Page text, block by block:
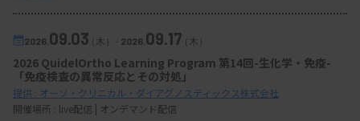
2026. 09.03（木） - 2026. 09.17（木）
2026 QuidelOrtho Learning Program 第14回-生化学・免疫-
「免疫検査の異常反応とその対処」
提供 : オーソ・クリニカル・ダイアグノスティックス株式会社
開催場所 : live配信 | オンデマンド配信